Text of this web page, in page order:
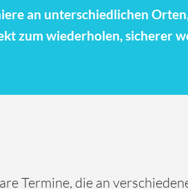
an unterschiedlichen
zum wiederholen, sicherer
Termine, die an